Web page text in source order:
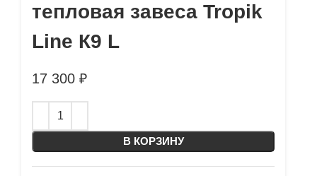
тепловая завеса Tropik
Line К9 L
17 300 ₽
В КОРЗИНУ